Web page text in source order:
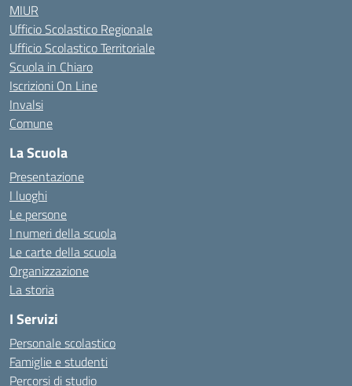
MIUR
Ufficio Scolastico Regionale
Ufficio Scolastico Territoriale
Scuola in Chiaro
Iscrizioni On Line
Invalsi
Comune
La Scuola
Presentazione
I luoghi
Le persone
I numeri della scuola
Le carte della scuola
Organizzazione
La storia
I Servizi
Personale scolastico
Famiglie e studenti
Percorsi di studio